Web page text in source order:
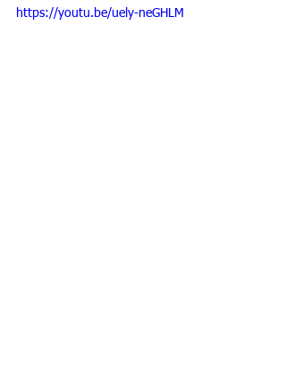
https://youtu.be/uely-neGHLM